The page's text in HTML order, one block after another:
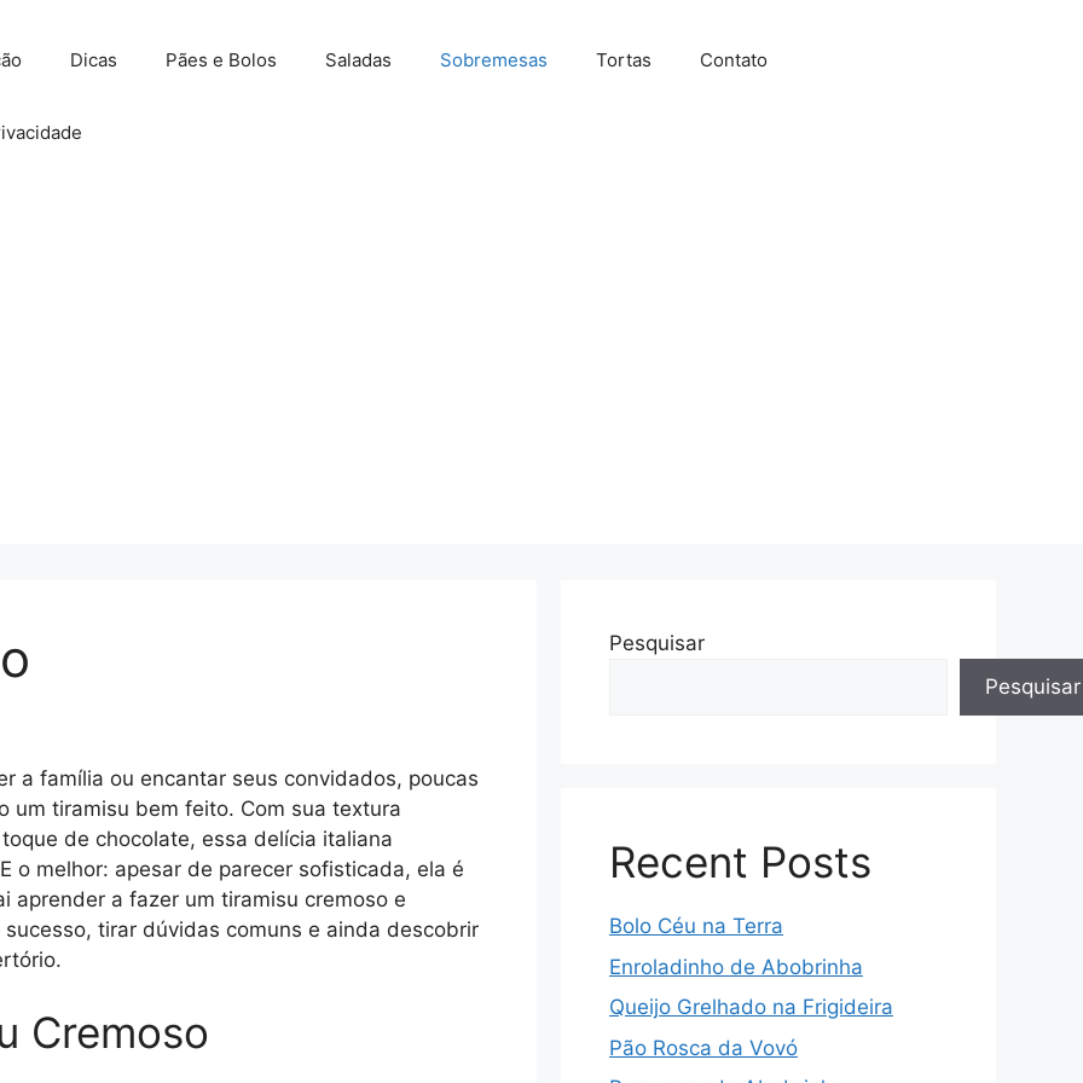
Dicas Pães e Bolos Saladas Sobremesas Tortas Contato
a família ou encantar seus convidados, poucas
um tiramisu bem feito. Com sua textura
de chocolate, essa delícia italiana
o melhor: apesar de parecer sofisticada, ela é
aprender a fazer um tiramisu cremoso e
tirar dúvidas comuns e ainda descobrir
Cremoso
Pesquisar
Pesquisar
Recent Posts
Bolo Céu na Terra
Enroladinho de Abobrinha
Queijo Grelhado na Frigideira
Pão Rosca da Vovó